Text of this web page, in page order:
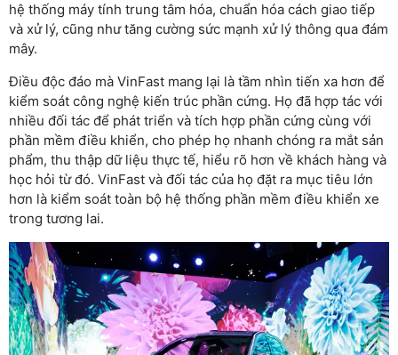
hệ thống máy tính trung tâm hóa, chuẩn hóa cách giao tiếp
và xử lý, cũng như tăng cường sức mạnh xử lý thông qua đám
mây.
Điều độc đáo mà VinFast mang lại là tầm nhìn tiến xa hơn để
kiểm soát công nghệ kiến trúc phần cứng. Họ đã hợp tác với
nhiều đối tác để phát triển và tích hợp phần cứng cùng với
phần mềm điều khiển, cho phép họ nhanh chóng ra mắt sản
phẩm, thu thập dữ liệu thực tế, hiểu rõ hơn về khách hàng và
học hỏi từ đó. VinFast và đối tác của họ đặt ra mục tiêu lớn
hơn là kiểm soát toàn bộ hệ thống phần mềm điều khiển xe
trong tương lai.